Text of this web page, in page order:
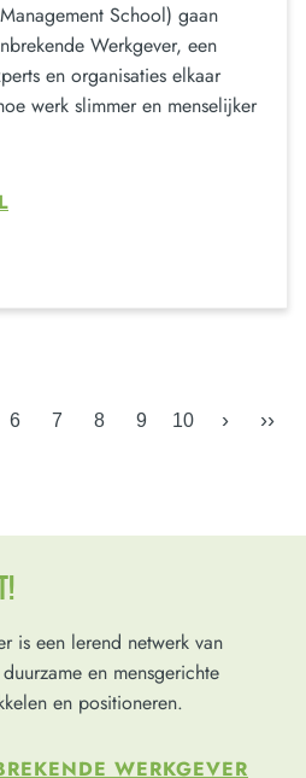
School) gaan
Werkgever, een
en organisaties elkaar
werk slimmer en menselijker
6 7 8 9 10 › ››
is een lerend netwerk van
en mensgerichte
en positioneren.
WERKGEVER